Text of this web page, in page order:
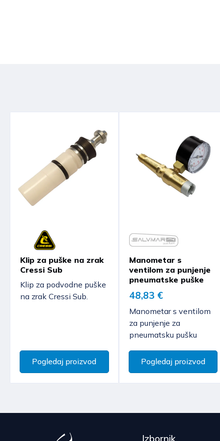
Klip za puške na zrak
Cressi Sub
Klip za podvodne puške
na zrak Cressi Sub.
Pogledaj proizvod
Manometar s
ventilom za punjenje
pneumatske puške
48,83 €
Manometar s ventilom
za punjenje za
pneumatsku pušku
Pogledaj proizvod
Izbornik